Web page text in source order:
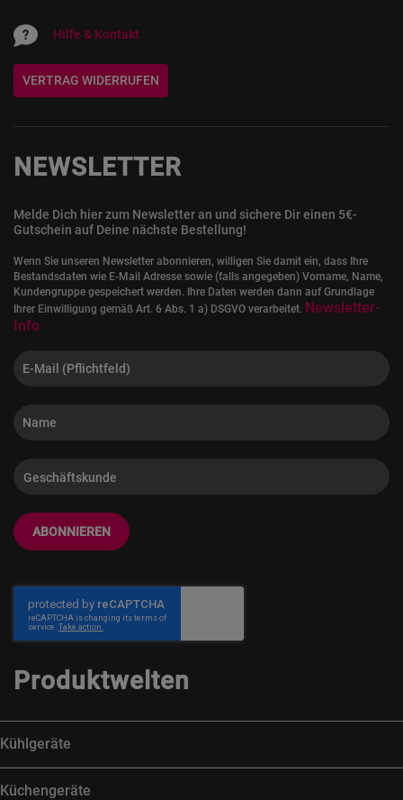
Hilfe & Kontakt
VERTRAG WIDERRUFEN
NEWSLETTER
Melde Dich hier zum Newsletter an und sichere Dir einen 5€-
Gutschein auf Deine nächste Bestellung!
Wenn Sie unseren Newsletter abonnieren, willigen Sie damit ein, dass Ihre
Bestandsdaten wie E-Mail Adresse sowie (falls angegeben) Vorname, Name,
Kundengruppe gespeichert werden. Ihre Daten werden dann auf Grundlage
Ihrer Einwilligung gemäß Art. 6 Abs. 1 a) DSGVO verarbeitet. Newsletter-
Info
ABONNIEREN
Produktwelten
Kühlgeräte
Küchengeräte